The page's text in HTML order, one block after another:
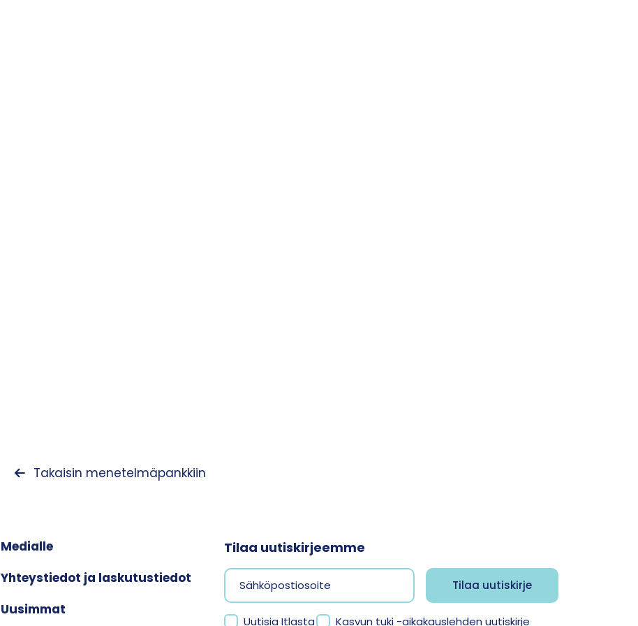
Takaisin menetelmäpankkiin
Medialle
Yhteystiedot ja laskutustiedot
Uusimmat
Tilaa uutiskirjeemme
Uutisia Itlasta Kasvun tuki -aikakauslehden uutiskirje